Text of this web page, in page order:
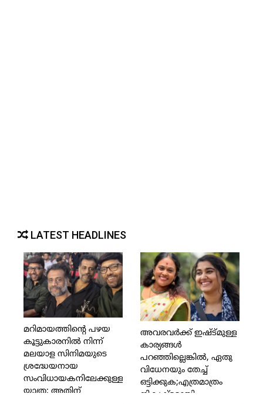
LATEST HEADLINES
മറിമായത്തിന്റെ പഴയ
കൂട്ടുകാരനില്‍ നിന്ന്
മലയാള സിനിമയുടെ
ശ്രദ്ധേയനായ
സംവിധായകനിലേക്കുള്ള
യാത്ര; അതിന്
അവരവര്‍ക്ക് ഇഷ്ട്മുള്ള
കാര്യങ്ങള്‍
പറഞ്ഞില്ലെങ്കില്‍, ഏതു
വിധേനയും തേച്ച്
ഒട്ടിക്കുക;എത്രമാത്രം
നികൃഷ്ട്ടമായി